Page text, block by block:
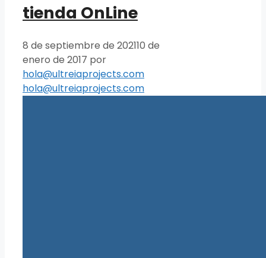
tienda OnLine
8 de septiembre de 202110 de
enero de 2017 por
hola@ultreiaprojects.com
hola@ultreiaprojects.com